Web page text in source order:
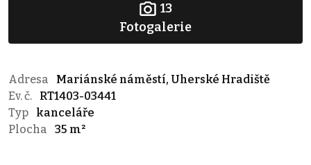
13
Fotogalerie
Adresa
Mariánské náměstí, Uherské Hradiště
Ev. č.
RT1403-03441
Typ
kanceláře
Plocha
35 m²